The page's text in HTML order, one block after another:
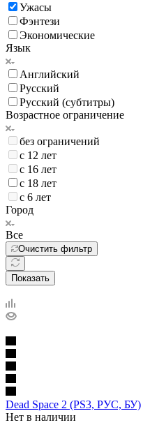
Ужасы
Фэнтези
Экономические
Язык
Английский
Русский
Русский (субтитры)
Возрастное ограничение
без ограничений
с 12 лет
с 16 лет
с 18 лет
с 6 лет
Город
Все
Очистить фильтр
Показать
Dead Space 2 (PS3, РУС, БУ)
Нет в наличии